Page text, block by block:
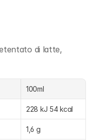
di latte,
100ml
228 kJ 54 kcal
1,6 g